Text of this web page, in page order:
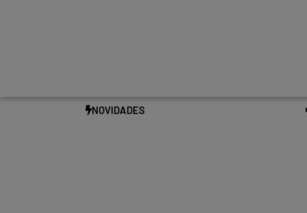
NOVIDADES